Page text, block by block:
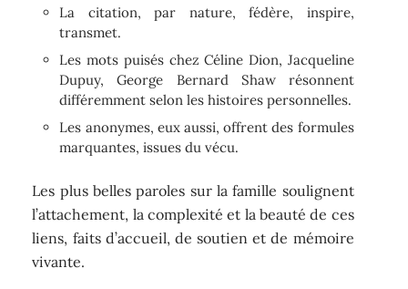
La citation, par nature, fédère, inspire,
transmet.
Les mots puisés chez Céline Dion, Jacqueline
Dupuy, George Bernard Shaw résonnent
différemment selon les histoires personnelles.
Les anonymes, eux aussi, offrent des formules
marquantes, issues du vécu.
Les plus belles paroles sur la famille soulignent
l’attachement, la complexité et la beauté de ces
liens, faits d’accueil, de soutien et de mémoire
vivante.